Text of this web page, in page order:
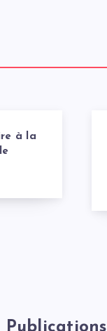
à la
Publications